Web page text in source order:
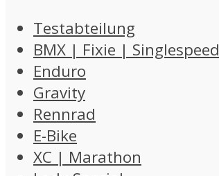
Testabteilung
BMX | Fixie | Singlespeed
Enduro
Gravity
Rennrad
E-Bike
XC | Marathon